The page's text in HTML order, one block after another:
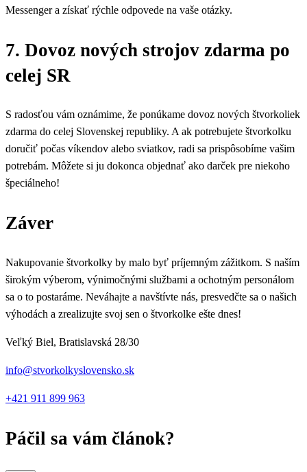
Messenger a získať rýchle odpovede na vaše otázky.
7. Dovoz nových strojov zdarma po
celej SR
S radosťou vám oznámime, že ponúkame dovoz nových štvorkoliek
zdarma do celej Slovenskej republiky. A ak potrebujete štvorkolku
doručiť počas víkendov alebo sviatkov, radi sa prispôsobíme vašim
potrebám. Môžete si ju dokonca objednať ako darček pre niekoho
špeciálneho!
Záver
Nakupovanie štvorkolky by malo byť príjemným zážitkom. S naším
širokým výberom, výnimočnými službami a ochotným personálom
sa o to postaráme. Neváhajte a navštívte nás, presvedčte sa o našich
výhodách a zrealizujte svoj sen o štvorkolke ešte dnes!
Veľký Biel, Bratislavská 28/30
info@stvorkolkyslovensko.sk
+421 911 899 963
Páčil sa vám článok?